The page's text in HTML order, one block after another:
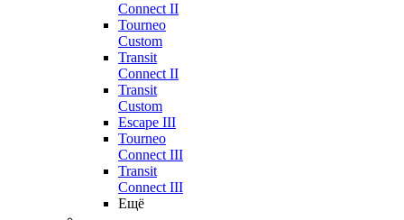
Connect II
Tourneo
Custom
Transit
Connect II
Transit
Custom
Escape III
Tourneo
Connect III
Transit
Connect III
Ещё